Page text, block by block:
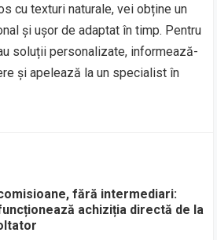
cu texturi naturale, vei obține un
și ușor de adaptat în timp. Pentru
soluții personalizate, informează-
și apelează la un specialist în
fără intermediari:
achiziția directă de la